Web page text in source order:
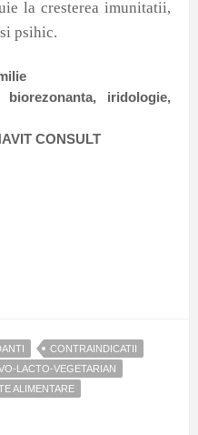
la cresterea imunitatii,
psihic.
biorezonanta, iridologie,
CONSULT
CONTRAINDICATII
LACTO-VEGETARIAN
ALIMENTARE